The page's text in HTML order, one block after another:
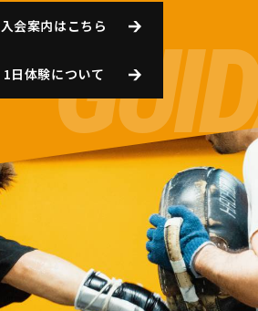
入会案内はこちら
1日体験について